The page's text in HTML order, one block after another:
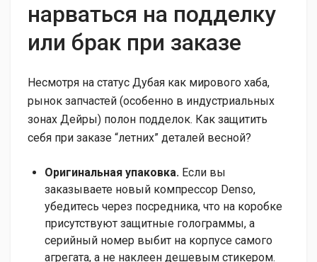
нарваться на подделку
или брак при заказе
Несмотря на статус Дубая как мирового хаба,
рынок запчастей (особенно в индустриальных
зонах Дейры) полон подделок. Как защитить
себя при заказе “летних” деталей весной?
Оригинальная упаковка. Если вы
заказываете новый компрессор Denso,
убедитесь через посредника, что на коробке
присутствуют защитные голограммы, а
серийный номер выбит на корпусе самого
агрегата, а не наклеен дешевым стикером.